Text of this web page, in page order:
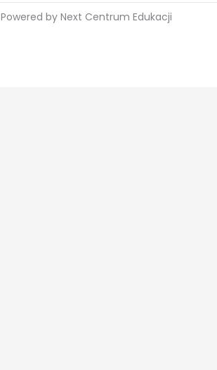
Powered by Next Centrum Edukacji